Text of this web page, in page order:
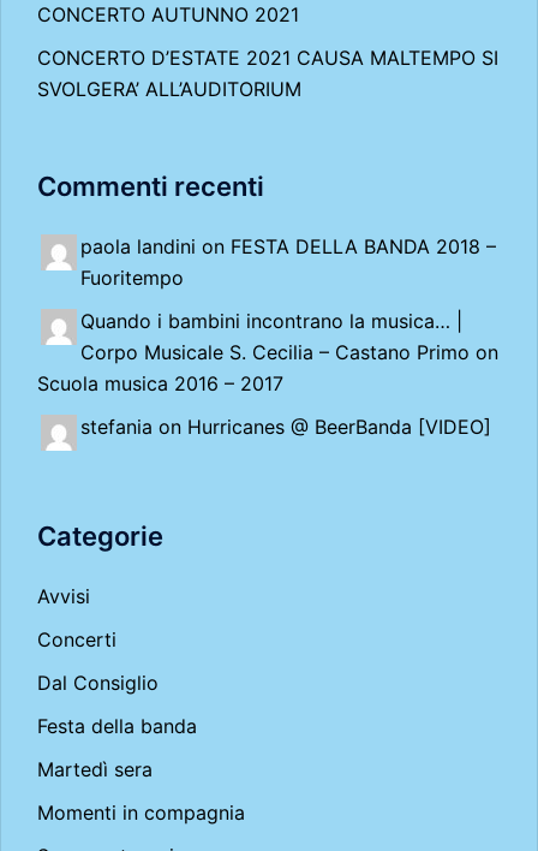
CONCERTO AUTUNNO 2021
CONCERTO D’ESTATE 2021 CAUSA MALTEMPO SI
SVOLGERA’ ALL’AUDITORIUM
Commenti recenti
paola landini on FESTA DELLA BANDA 2018 –
Fuoritempo
Quando i bambini incontrano la musica… |
Corpo Musicale S. Cecilia – Castano Primo on
Scuola musica 2016 – 2017
stefania on Hurricanes @ BeerBanda [VIDEO]
Categorie
Avvisi
Concerti
Dal Consiglio
Festa della banda
Martedì sera
Momenti in compagnia